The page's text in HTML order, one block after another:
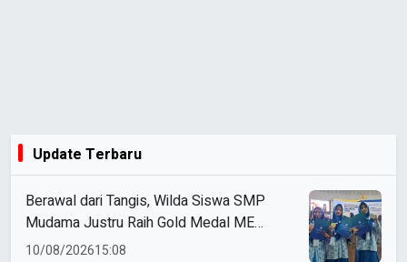
Update Terbaru
Berawal dari Tangis, Wilda Siswa SMP
Mudama Justru Raih Gold Medal ME
Awards 2026
10/08/202615:08